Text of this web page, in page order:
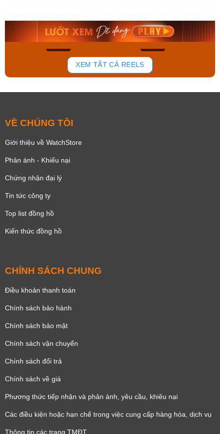
150
Mua ngay Mua ngay
XEM TẤT CẢ REELS
VỀ CHÚNG TÔI
Giới thiệu về WatchStore
Phản ánh - Khiếu nại
Chứng nhận đại lý
Tin tức công ty
Top list đồng hồ
Kiến thức đồng hồ
CHÍNH SÁCH CHUNG
Điều khoản thanh toán
Chính sách bảo hành
Chính sách bảo mật
Chính sách vận chuyển
Chính sách đổi trả
Chính sách về giá
Phương thức tiếp nhận và phản ánh, yêu cầu, khiêu nại
Các điều kiện hoặc hạn chế trong việc cung cấp hàng hóa, dịch vụ
Thông tin các trang TMĐT